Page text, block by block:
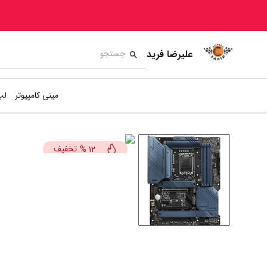
علیرضا فرید
مینی کامپیوتر
12
% تخفیف